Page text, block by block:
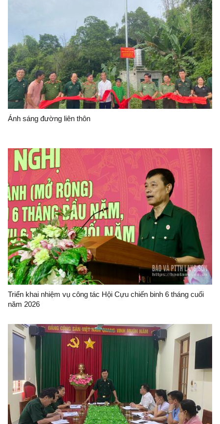
Ánh sáng đường liên thôn
Triển khai nhiệm vụ công tác Hội Cựu chiến binh 6 tháng cuối
năm 2026